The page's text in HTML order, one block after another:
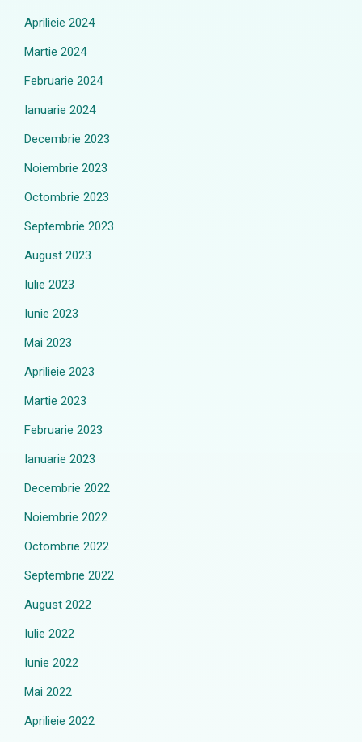
Aprilieie 2024
Martie 2024
Februarie 2024
Ianuarie 2024
Decembrie 2023
Noiembrie 2023
Octombrie 2023
Septembrie 2023
August 2023
Iulie 2023
Iunie 2023
Mai 2023
Aprilieie 2023
Martie 2023
Februarie 2023
Ianuarie 2023
Decembrie 2022
Noiembrie 2022
Octombrie 2022
Septembrie 2022
August 2022
Iulie 2022
Iunie 2022
Mai 2022
Aprilieie 2022